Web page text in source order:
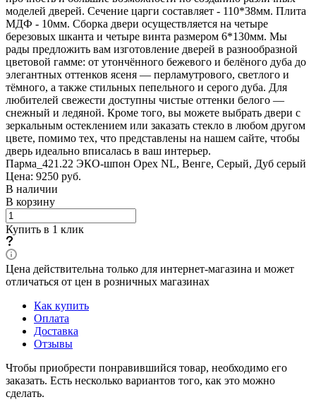
моделей дверей. Сечение царги составляет - 110*38мм. Плита
МДФ - 10мм. Сборка двери осуществляется на четыре
березовых шканта и четыре винта размером 6*130мм. Мы
рады предложить вам изготовление дверей в разнообразной
цветовой гамме: от утончённого бежевого и белёного дуба до
элегантных оттенков ясеня — перламутрового, светлого и
тёмного, а также стильных пепельного и серого дуба. Для
любителей свежести доступны чистые оттенки белого —
снежный и ледяной. Кроме того, вы можете выбрать двери с
зеркальным остеклением или заказать стекло в любом другом
цвете, помимо тех, что представлены на нашем сайте, чтобы
дверь идеально вписалась в ваш интерьер.
Парма_421.22 ЭКО-шпон Орех NL, Венге, Серый, Дуб серый
Цена: 9250 руб.
В наличии
В корзину
Купить в 1 клик
Цена действительна только для интернет-магазина и может
отличаться от цен в розничных магазинах
Как купить
Оплата
Доставка
Отзывы
Чтобы приобрести понравившийся товар, необходимо его
заказать. Есть несколько вариантов того, как это можно
сделать.